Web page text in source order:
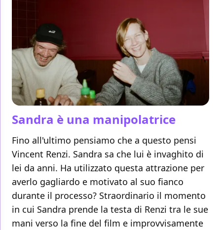
Sandra è una manipolatrice
Fino all'ultimo pensiamo che a questo pensi
Vincent Renzi. Sandra sa che lui è invaghito di
lei da anni. Ha utilizzato questa attrazione per
averlo gagliardo e motivato al suo fianco
durante il processo? Straordinario il momento
in cui Sandra prende la testa di Renzi tra le sue
mani verso la fine del film e improvvisamente